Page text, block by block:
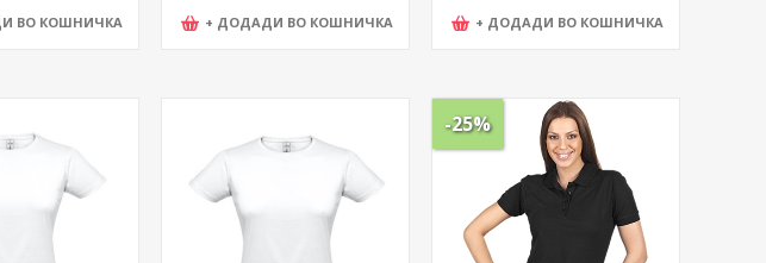
ВО КОШНИЧКА + ДОДАДИ ВО КОШНИЧКА + ДОДАДИ ВО КОШНИЧКА
-25%